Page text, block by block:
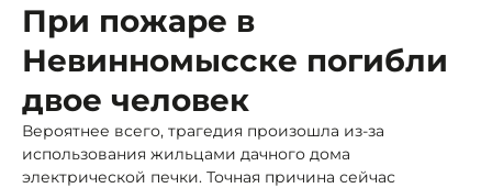
При пожаре в
Невинномысске погибли
двое человек
Вероятнее всего, трагедия произошла из-за
использования жильцами дачного дома
электрической печки. Точная причина сейчас